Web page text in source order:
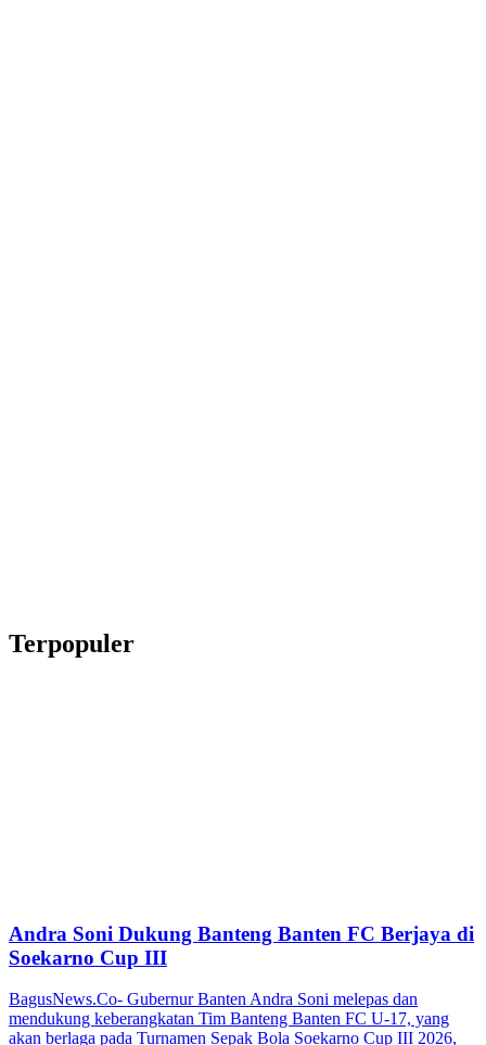
Terpopuler
Andra Soni Dukung Banteng Banten FC Berjaya di
Soekarno Cup III
BagusNews.Co- Gubernur Banten Andra Soni melepas dan
mendukung keberangkatan Tim Banteng Banten FC U-17, yang
akan berlaga pada Turnamen Sepak Bola Soekarno Cup III 2026,